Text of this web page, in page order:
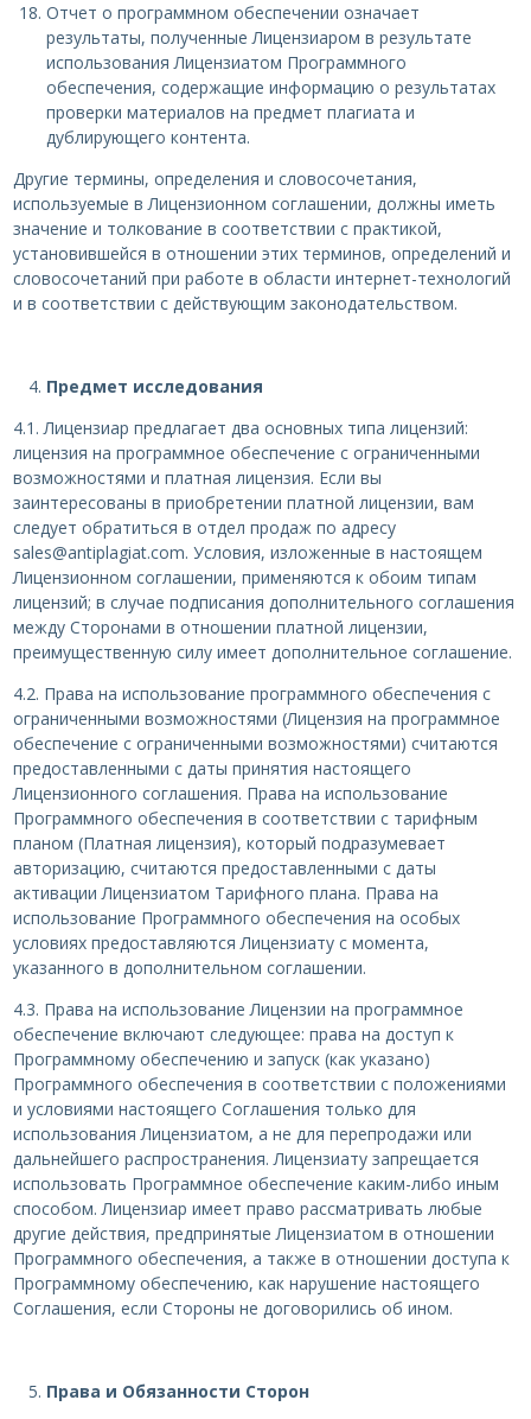
Отчет о программном обеспечении означает
результаты, полученные Лицензиаром в результате
использования Лицензиатом Программного
обеспечения, содержащие информацию о результатах
проверки материалов на предмет плагиата и
дублирующего контента.
Другие термины, определения и словосочетания,
используемые в Лицензионном соглашении, должны иметь
значение и толкование в соответствии с практикой,
установившейся в отношении этих терминов, определений и
словосочетаний при работе в области интернет-технологий
и в соответствии с действующим законодательством.
Предмет исследования
4.1. Лицензиар предлагает два основных типа лицензий:
лицензия на программное обеспечение c ограниченными
возможностями и платная лицензия. Если вы
заинтересованы в приобретении платной лицензии, вам
следует обратиться в отдел продаж по адресу
sales@antiplagiat.com. Условия, изложенные в настоящем
Лицензионном соглашении, применяются к обоим типам
лицензий; в случае подписания дополнительного соглашения
между Сторонами в отношении платной лицензии,
преимущественную силу имеет дополнительное соглашение.
4.2. Права на использование программного обеспечения c
ограниченными возможностями (Лицензия на программное
обеспечение c ограниченными возможностями) считаются
предоставленными с даты принятия настоящего
Лицензионного соглашения. Права на использование
Программного обеспечения в соответствии с тарифным
планом (Платная лицензия), который подразумевает
авторизацию, считаются предоставленными с даты
активации Лицензиатом Тарифного плана. Права на
использование Программного обеспечения на особых
условиях предоставляются Лицензиату с момента,
указанного в дополнительном соглашении.
4.3. Права на использование Лицензии на программное
обеспечение включают следующее: права на доступ к
Программному обеспечению и запуск (как указано)
Программного обеспечения в соответствии с положениями
и условиями настоящего Соглашения только для
использования Лицензиатом, а не для перепродажи или
дальнейшего распространения. Лицензиату запрещается
использовать Программное обеспечение каким-либо иным
способом. Лицензиар имеет право рассматривать любые
другие действия, предпринятые Лицензиатом в отношении
Программного обеспечения, а также в отношении доступа к
Программному обеспечению, как нарушение настоящего
Соглашения, если Стороны не договорились об ином.
Права и Обязанности Сторон